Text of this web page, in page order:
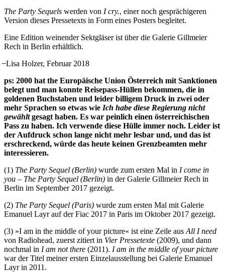
The Party Sequels werden von I cry., einer noch gesprächigeren
Version dieses Pressetexts in Form eines Posters begleitet.
Eine Edition weinender Sektgläser ist über die Galerie Gillmeier
Rech in Berlin erhältlich.
̶ Lisa Holzer, Februar 2018
ps: 2000 hat the Europäische Union Österreich mit Sanktionen
belegt und man konnte Reisepass-Hüllen bekommen, die in
goldenen Buchstaben und leider billigem Druck in zwei oder
mehr Sprachen so etwas wie Ich habe diese Regierung nicht
gewählt gesagt haben. Es war peinlich einen österreichischen
Pass zu haben. Ich verwende diese Hülle immer noch. Leider ist
der Aufdruck schon lange nicht mehr lesbar und, und das ist
erschreckend, würde das heute keinen Grenzbeamten mehr
interessieren.
(1) The Party Sequel (Berlin) wurde zum ersten Mal in I come in
you – The Party Sequel (Berlin) in der Galerie Gillmeier Rech in
Berlin im September 2017 gezeigt.
(2) The Party Sequel (Paris) wurde zum ersten Mal mit Galerie
Emanuel Layr auf der Fiac 2017 in Paris im Oktober 2017 gezeigt.
(3) »I am in the middle of your picture« ist eine Zeile aus All I need
von Radiohead, zuerst zitiert in Vier Pressetexte (2009), und dann
nochmal in I am not there (2011). I am in the middle of your picture
war der Titel meiner ersten Einzelausstellung bei Galerie Emanuel
Layr in 2011.